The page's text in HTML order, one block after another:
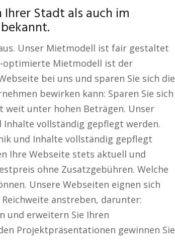
Stadt als auch im
Unser Mietmodell ist fair gestaltet
optimierte Mietmodell ist der
bei uns und sparen Sie sich die
bewirken kann: Sparen Sie sich
weit unter hohen Beträgen. Unser
Inhalte vollständig gepflegt werden.
und Inhalte vollständig gepflegt
Ihre Webseite stets aktuell und
ohne Zusatzgebühren. Welche
Unsere Webseiten eignen sich
anstreben, darunter:
und erweitern Sie Ihren
Projektpräsentationen gewinnen Sie